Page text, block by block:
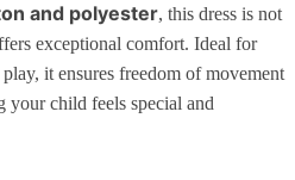
and polyester, this dress is not
exceptional comfort. Ideal for
it ensures freedom of movement
your child feels special and